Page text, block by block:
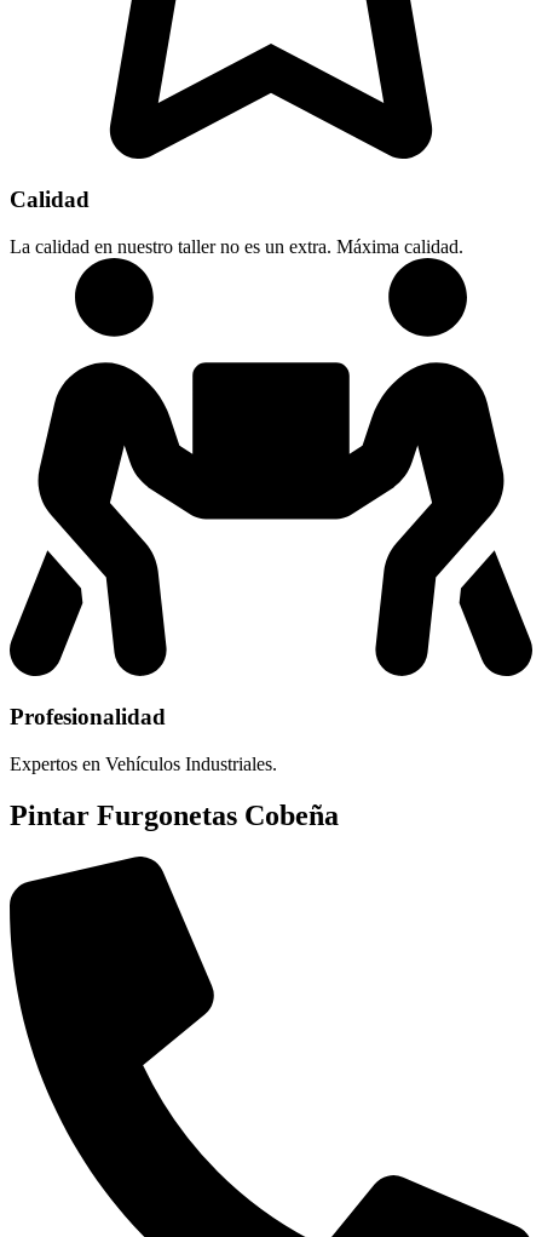
Calidad
La calidad en nuestro taller no es un extra. Máxima calidad.
Profesionalidad
Expertos en Vehículos Industriales.
Pintar Furgonetas Cobeña